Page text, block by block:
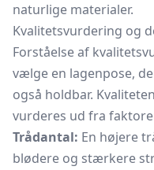
naturlige materialer.
Kvalitetsvurdering og
Forståelse af
vælge en lagenpose,
også holdbar.
vurderes ud fra
Trådantal: En højere
blødere og stærkere